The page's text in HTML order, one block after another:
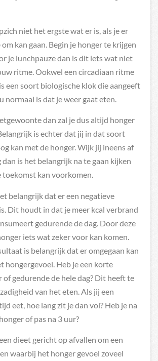
niet het ergste wat er is, als je er
kan gaan. Begin je honger te krijgen
je lunchpauze dan is dit iets wat niet
ritme. Ookwel een circadiaan ritme
een soort biologische klok die aangeeft
normaal is dat je weer gaat eten.
dan zal je dus altijd honger
is echter dat jij in dat soort
kan met de honger. Wijk jij ineens af
is het belangrijk na te gaan kijken
toekomst kan voorkomen.
belangrijk dat er een negatieve
Dit houdt in dat je meer kcal verbrand
gedurende de dag. Door deze
iets wat zeker voor kan komen.
is belangrijk dat er omgegaan kan
hongergevoel. Heb je een korte
of gedurende de hele dag? Dit heeft te
van het eten. Als jij een
eet, hoe lang zit je dan vol? Heb je na
of pas na 3 uur?
dieet gericht op afvallen om een
waarbij het honger gevoel zoveel